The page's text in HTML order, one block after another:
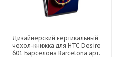
Дизайнерский вертикальный
чехол-книжка для HTC Desire
601 Барселона Barcelona арт: